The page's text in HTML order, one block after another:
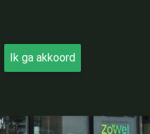
Ik ga akkoord